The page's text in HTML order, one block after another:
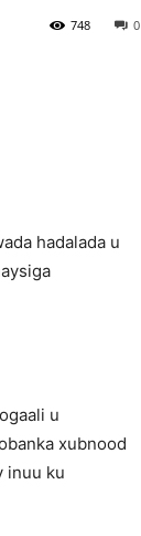
0
748
hadalada u
u
xubnood
inuu ku